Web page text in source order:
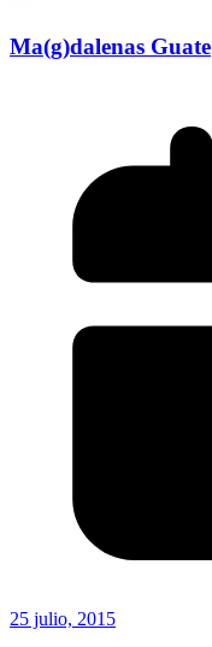
Ma(g)dalenas Guate
25 julio, 2015